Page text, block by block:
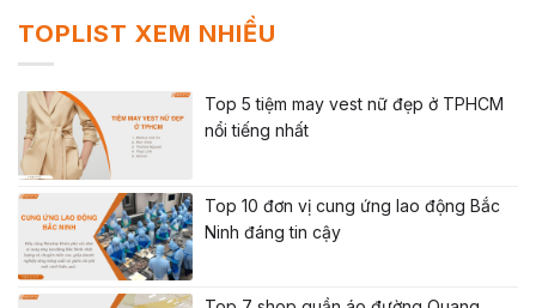
TOPLIST XEM NHIỀU
Top 5 tiệm may vest nữ đẹp ở TPHCM
nổi tiếng nhất
Top 10 đơn vị cung ứng lao động Bắc
Ninh đáng tin cậy